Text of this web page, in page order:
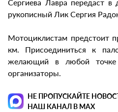
Сергиева Лавра передаст в
рукописный Лик Сергия
Мотоциклистам предстоит
км. Присоединиться к
желающий в любой точке
организаторы.
НЕ ПРОПУСКАЙТЕ
НАШ КАНАЛ В MAX